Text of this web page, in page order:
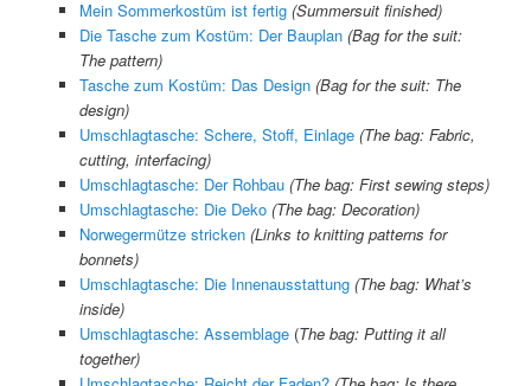
Mein Sommerkostüm ist fertig (Summersuit finished)
Die Tasche zum Kostüm: Der Bauplan (Bag for the suit:
The pattern)
Tasche zum Kostüm: Das Design (Bag for the suit: The
design)
Umschlagtasche: Schere, Stoff, Einlage (The bag: Fabric,
cutting, interfacing)
Umschlagtasche: Der Rohbau (The bag: First sewing steps)
Umschlagtasche: Die Deko (The bag: Decoration)
Norwegermütze stricken (Links to knitting patterns for
bonnets)
Umschlagtasche: Die Innenausstattung (The bag: What’s
inside)
Umschlagtasche: Assemblage(The bag: Putting it all
together)